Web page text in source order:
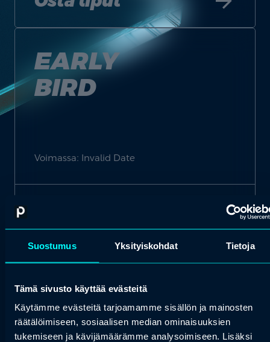
Suostumus Yksityiskohdat Tietoja
Tämä sivusto käyttää evästeitä
Käytämme evästeitä tarjoamamme sisällön ja mainosten
räätälöimiseen, sosiaalisen median ominaisuuksien
tukemiseen ja kävijämäärämme analysoimiseen. Lisäksi
EARLY
BIRD
Voimassa: Invalid Date
Osta liput arrow_forward
NORMAALI